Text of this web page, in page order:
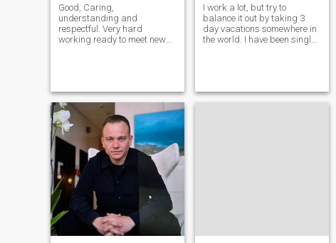
Good, Caring,
understanding and
respectful. Very hard
working ready to meet new
I work a lot, but try to
balance it out by taking 3
day vacations somewhere in
the world. I have been single